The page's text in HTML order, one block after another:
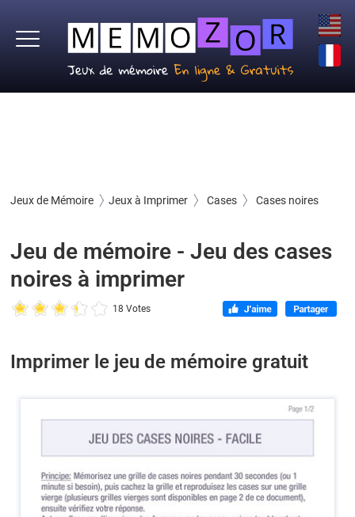
Jeux de Mémoire Jeux à Imprimer Cases Cases noires
Jeu de mémoire - Jeu des cases
noires à imprimer
18 Votes
Imprimer le jeu de mémoire gratuit